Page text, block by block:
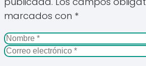
marcados con *